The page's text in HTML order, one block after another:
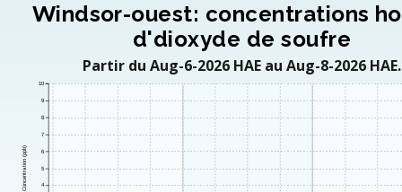
Windsor-ouest: concentrations
d'dioxyde de soufre
Partir du Aug-6-2026 HAE au Aug-8-2026 HAE.
Concentration (ppb) 4
5
6
7
8
9
10